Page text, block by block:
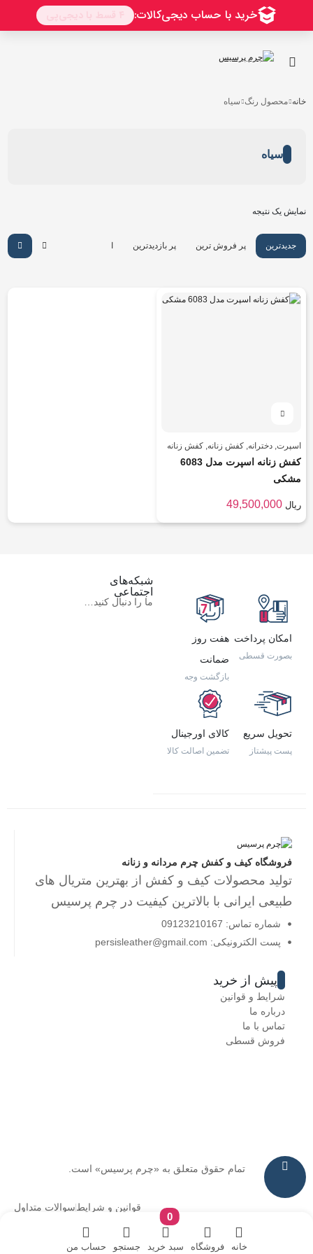
خانه محصول رنگ سیاه
سیاه
نمایش یک نتیجه
پر فروش ترین پر بازدیدترین جدیدترین گرانترین
اسپرت,دخترانه,کفش زنانه,کفش زنانه
کفش زنانه اسپرت مدل 6083
مشکی
49,500,000 ریال
امکان پرداخت
بصورت قسطی
هفت روز
ضمانت
بازگشت وجه
تحویل سریع
پست پیشتاز
کالای اورجینال
تضمین اصالت کالا
شبکه‌های
اجتماعی
ما را دنبال کنید…
فروشگاه کیف و کفش چرم مردانه و زنانه
تولید محصولات کیف و کفش از بهترین متریال های
طبیعی ایرانی با بالاترین کیفیت در چرم پرسیس
شماره تماس: 09123210167
پست الکترونیکی: persisleather@gmail.com
پیش از خرید
شرایط و قوانین
درباره ما
تماس با ما
فروش قسطی
تمام حقوق متعلق به «چرم پرسیس» است.
قوانین و شرایطسوالات متداول
خانه فروشگاه
0
سبد خرید جستجو حساب من